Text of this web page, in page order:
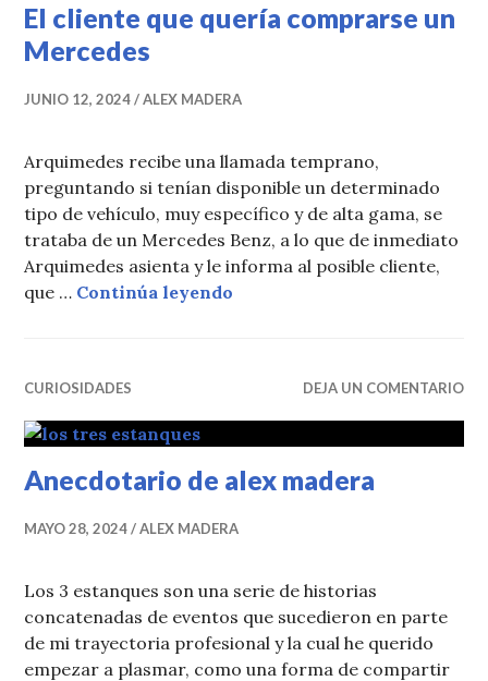
El cliente que quería comprarse un
Mercedes
JUNIO 12, 2024 ALEX MADERA
Arquimedes recibe una llamada temprano,
preguntando si tenían disponible un determinado
tipo de vehículo, muy específico y de alta gama, se
trataba de un Mercedes Benz, a lo que de inmediato
Arquimedes asienta y le informa al posible cliente,
que … Continúa leyendo
CURIOSIDADES DEJA UN COMENTARIO
Anecdotario de alex madera
MAYO 28, 2024 ALEX MADERA
Los 3 estanques son una serie de historias
concatenadas de eventos que sucedieron en parte
de mi trayectoria profesional y la cual he querido
empezar a plasmar, como una forma de compartir